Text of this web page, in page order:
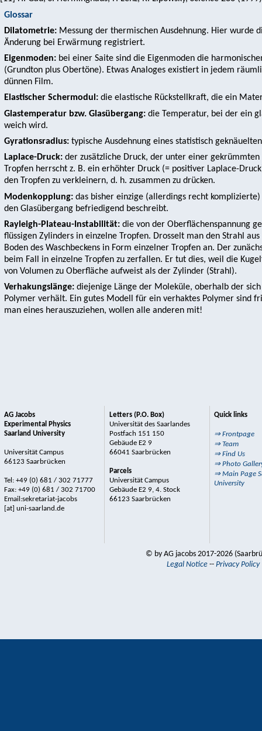
Glossar
Dilatometrie: Messung der thermischen Ausdehnung. Hier wurde
Änderung bei Erwärmung registriert.
Eigenmoden: bei einer Saite sind die Eigenmoden die
(Grundton plus Obertöne). Etwas Analoges existiert in jedem
dünnen Film.
Elastischer Schermodul: die elastische Rückstellkraft, die ein
Glastemperatur bzw. Glasübergang: die Temperatur, bei der ein
weich wird.
Gyrationsradius: typische Ausdehnung eines statistisch
Laplace-Druck: der zusätzliche Druck, der unter einer
Tropfen herrscht z. B. ein erhöhter Druck (= positiver Laplace-
den Tropfen zu verkleinern, d. h. zusammen zu drücken.
Modenkopplung: das bisher einzige (allerdings recht
den Glasübergang befriedigend beschreibt.
Rayleigh-Plateau-Instabilität: die von der Oberflächenspannung
flüssigen Zylinders in einzelne Tropfen. Drosselt man den Strahl
Boden des Waschbeckens in Form einzelner Tropfen an. Der
beim Fall in einzelne Tropfen zu zerfallen. Er tut dies, weil die
von Volumen zu Oberfläche aufweist als der Zylinder (Strahl).
Verhakungslänge: diejenige Länge der Moleküle, oberhalb der
Polymer verhält. Ein gutes Modell für ein verhaktes Polymer sind
man eines herauszuziehen, wollen alle anderen mit!
AG Jacobs
Experimental Physics
Saarland University
Universität Campus
66123 Saarbrücken
Tel: +49 (0) 681 / 302 71777
Fax: +49 (0) 681 / 302 71700
Email:sekretariat-jacobs
[at] uni-saarland.de
Letters (P.O. Box)
Universität des Saarlandes
Postfach 151 150
Gebäude E2 9
66041 Saarbrücken
Parcels
Universität Campus
Gebäude E2 9, 4. Stock
66123 Saarbrücken
Quick links
⇒ Frontpage
⇒ Team
⇒ Find Us
⇒ Photo
⇒ Main Page
University
© by AG jacobs 2017-2026
Legal Notice-- Privacy Policy